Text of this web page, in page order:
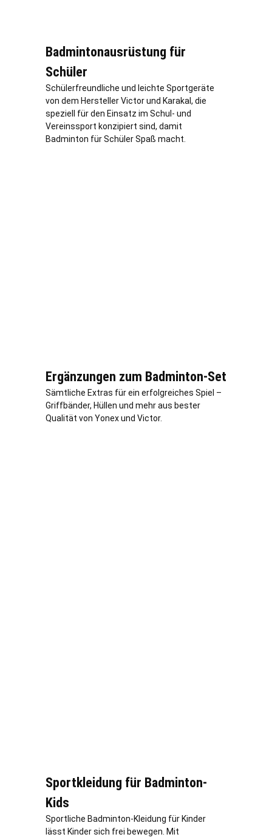
Badmintonausrüstung für
Schüler
Schülerfreundliche und leichte Sportgeräte
von dem Hersteller Victor und Karakal, die
speziell für den Einsatz im Schul- und
Vereinssport konzipiert sind, damit
Badminton für Schüler Spaß macht.
Ergänzungen zum Badminton-Set
Sämtliche Extras für ein erfolgreiches Spiel –
Griffbänder, Hüllen und mehr aus bester
Qualität von Yonex und Victor.
Sportkleidung für Badminton-
Kids
Sportliche Badminton-Kleidung für Kinder
lässt Kinder sich frei bewegen. Mit